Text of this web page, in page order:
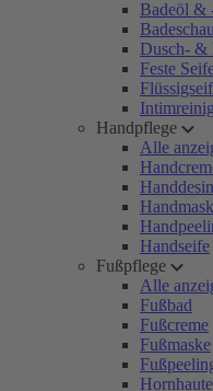
Badeöl &
Dusch- &
Feste
Handpflege
Alle
Handseife
Fußpflege
Alle
Fußbad
Fußcreme
Fußmaske